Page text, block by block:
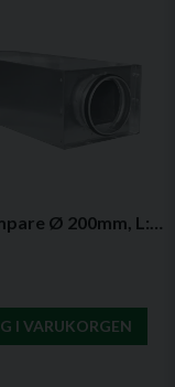
Ljuddämpare Ø 200mm, L: 600mm, B: 250mm, H: 250mm
I VARUKORGEN